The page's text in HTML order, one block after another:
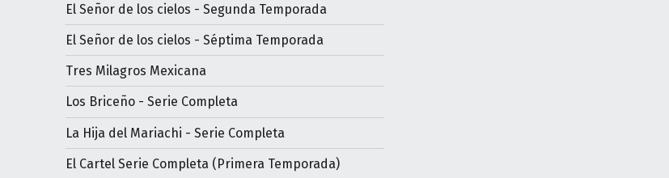
El Señor de los cielos - Segunda Temporada
El Señor de los cielos - Séptima Temporada
Tres Milagros Mexicana
Los Briceño - Serie Completa
La Hija del Mariachi - Serie Completa
El Cartel Serie Completa (Primera Temporada)